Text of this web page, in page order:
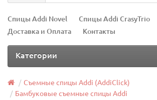
Спицы Addi Novel
Спицы Addi CrasyTrio
Доставка и Оплата
Контакты
Категории
Съемные спицы Addi (AddiClick)
Бамбуковые съемные спицы Addi